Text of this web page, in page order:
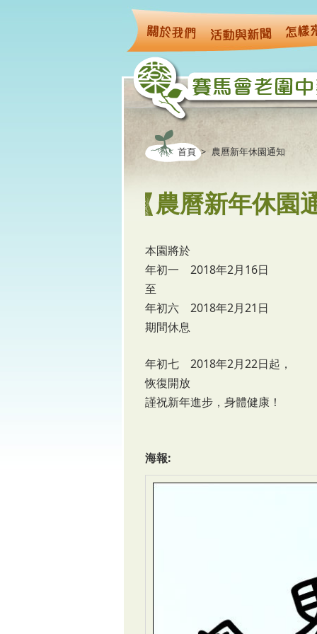
首頁 > 農曆新年休園通知
農曆新年休園
本園將於
年初一 2018年2月16日
至
年初六 2018年2月21日
期間休息
年初七 2018年2月22日起，
恢復開放
謹祝新年進步，身體健康！
海報: